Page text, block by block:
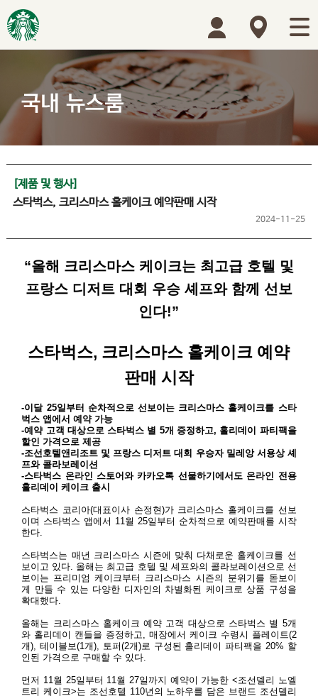
[제품 및 행사]
스타벅스, 크리스마스 홀케이크 예약판매 시작
2024-11-25
“올해 크리스마스 케이크는 최고급 호텔 및
프랑스 디저트 대회 우승 셰프와 함께 선보
인다!”
스타벅스, 크리스마스 홀케이크 예약
판매 시작
-이달 25일부터 순차적으로 선보이는 크리스마스 홀케이크를 스타
벅스 앱에서 예약 가능
-예약 고객 대상으로 스타벅스 별 5개 증정하고, 홀리데이 파티팩을
할인 가격으로 제공
-조선호텔앤리조트 및 프랑스 디저트 대회 우승자 밀레앙 서용상 셰
프와 콜라보레이션
-스타벅스 온라인 스토어와 카카오톡 선물하기에서도 온라인 전용
홀리데이 케이크 출시
스타벅스 코리아(대표이사 손정현)가 크리스마스 홀케이크를 선보
이며 스타벅스 앱에서 11 월 25일부터 순차적으로 예약판매를 시작
한다
스타벅스는 매년 크리스마스 시즌에 맞춰 다채로운 홀케이크를 선
보이고 있다 올해는 최고급 호텔 및 셰프와의 콜라보레이션으로 선
보이는 프리미엄 케이크부터 크리스마스 시즌의 분위기를 돋보이
게 만들 수 있는 다양한 디자인의 차별화된 케이크로 상품 구성을
확대했다
올해는 크리스마스 홀케이크 예약 고객 대상으로 스타벅스 별 5개
와 홀리데이 캔들을 증정하고
매장에서 케이크 수령시 플레이트(2
개),테이블보(1 개), 토퍼(2개)로 구성된 홀리데이 파티팩을 20% 할
인된 가격으로 구매할 수 있다
먼저 11 월 25일부터 11 월 27일까지 예약이 가능한 <조선델리 노엘
트리 케이크>는 조선호텔 110년의 노하우를 담은 브랜드 조선델리